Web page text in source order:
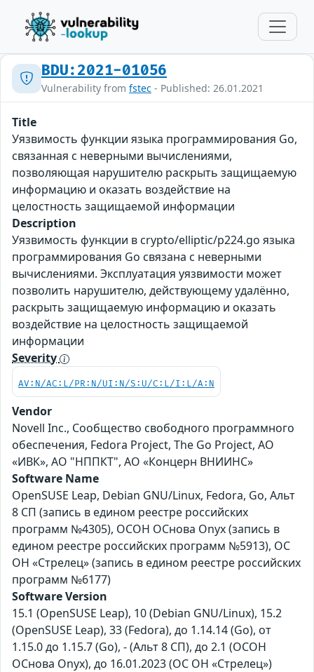
BDU:2021-01056
Vulnerability from fstec - Published: 26.01.2021
Title
Уязвимость функции языка программирования Go,
связанная с неверными вычислениями,
позволяющая нарушителю раскрыть защищаемую
информацию и оказать воздействие на
целостность защищаемой информации
Description
Уязвимость функции в crypto/elliptic/p224.go языка
программирования Go связана с неверными
вычислениями. Эксплуатация уязвимости может
позволить нарушителю, действующему удалённо,
раскрыть защищаемую информацию и оказать
воздействие на целостность защищаемой
информации
Severity
AV:N/AC:L/PR:N/UI:N/S:U/C:L/I:L/A:N
Vendor
Novell Inc., Сообщество свободного программного
обеспечения, Fedora Project, The Go Project, АО
«ИВК», АО "НППКТ", АО «Концерн ВНИИНС»
Software Name
OpenSUSE Leap, Debian GNU/Linux, Fedora, Go, Альт
8 СП (запись в едином реестре российских
программ №4305), ОСОН ОСнова Оnyx (запись в
едином реестре российских программ №5913), ОС
ОН «Стрелец» (запись в едином реестре российских
программ №6177)
Software Version
15.1 (OpenSUSE Leap), 10 (Debian GNU/Linux), 15.2
(OpenSUSE Leap), 33 (Fedora), до 1.14.14 (Go), от
1.15.0 до 1.15.7 (Go), - (Альт 8 СП), до 2.1 (ОСОН
ОСнова Оnyx), до 16.01.2023 (ОС ОН «Стрелец»)